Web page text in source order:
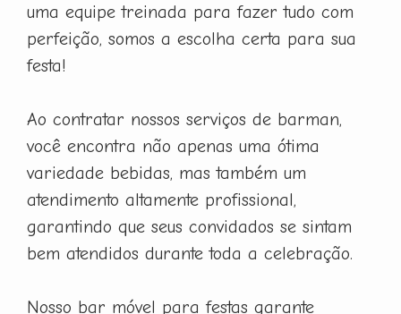
uma equipe treinada para fazer tudo com
perfeição, somos a escolha certa para sua
festa!
Ao contratar nossos serviços de barman,
você encontra não apenas uma ótima
variedade bebidas, mas também um
atendimento altamente profissional,
garantindo que seus convidados se sintam
bem atendidos durante toda a celebração.
Nosso bar móvel para festas garante